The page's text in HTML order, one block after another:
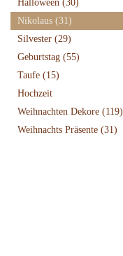
Halloween (30)
Nikolaus (31)
Silvester (29)
Geburtstag (55)
Taufe (15)
Hochzeit
Weihnachten Dekore (119)
Weihnachts Präsente (31)